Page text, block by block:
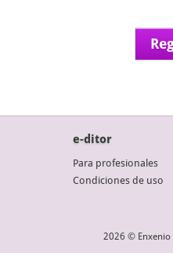
e-ditor
Para profesionales
Condiciones de uso
2026 © Enxenio